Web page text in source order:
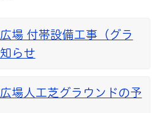
場 付帯設備工事（グラ
らせ
場人工芝グラウンドの予